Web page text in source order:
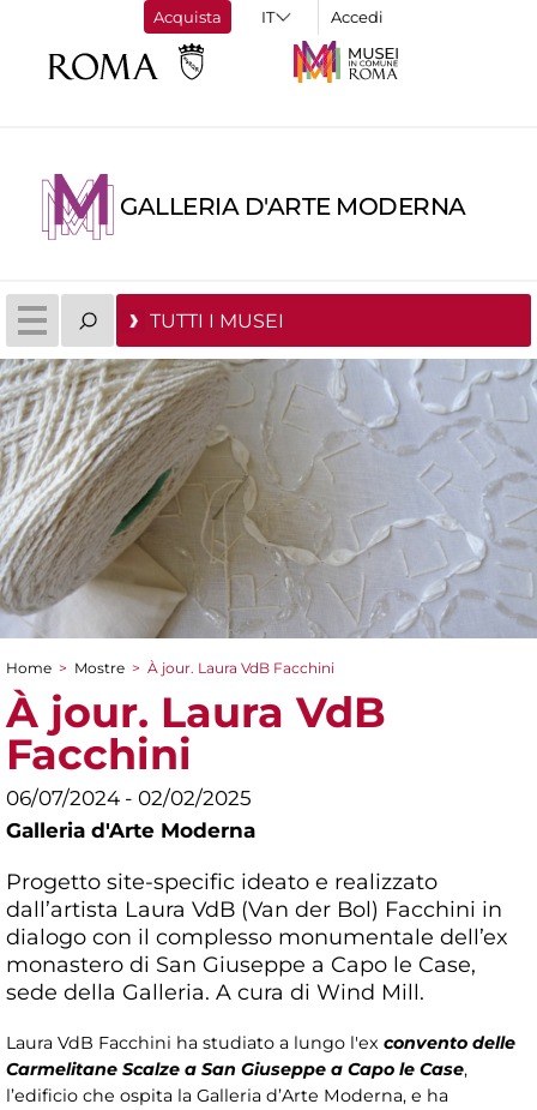
Acquista Accedi
GALLERIA D'ARTE MODERNA
TUTTI I MUSEI
Tu sei qui
Home > Mostre > À jour. Laura VdB Facchini
À jour. Laura VdB
Facchini
06/07/2024 - 02/02/2025
Galleria d'Arte Moderna
Progetto site-specific ideato e realizzato
dall’artista Laura VdB (Van der Bol) Facchini in
dialogo con il complesso monumentale dell’ex
monastero di San Giuseppe a Capo le Case,
sede della Galleria. A cura di Wind Mill.
Laura VdB Facchini ha studiato a lungo l'ex convento delle
Carmelitane Scalze a San Giuseppe a Capo le Case,
l’edificio che ospita la Galleria d’Arte Moderna, e ha